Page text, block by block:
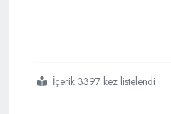
#futbol
#süper lig
#transfer
#fıfa İçerik 3397 kez listelendi